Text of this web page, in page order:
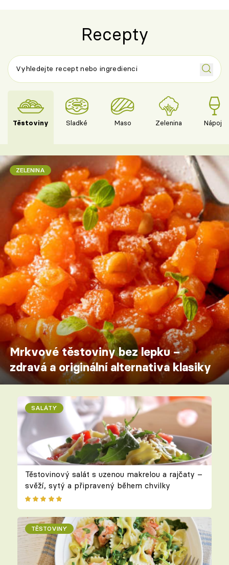
Recepty
Těstoviny Sladké Maso Zelenina Nápoje
ZELENINA
Mrkvové těstoviny bez lepku –
zdravá a originální alternativa klasiky
SALÁTY
Těstovinový salát s uzenou makrelou a rajčaty –
svěží, sytý a připravený během chvilky
TĚSTOVINY